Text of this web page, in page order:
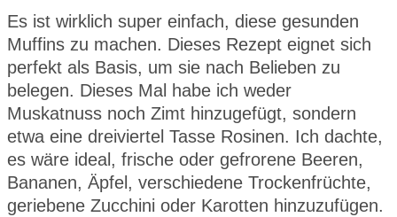
Es ist wirklich super einfach, diese gesunden
Muffins zu machen. Dieses Rezept eignet sich
perfekt als Basis, um sie nach Belieben zu
belegen. Dieses Mal habe ich weder
Muskatnuss noch Zimt hinzugefügt, sondern
etwa eine dreiviertel Tasse Rosinen. Ich dachte,
es wäre ideal, frische oder gefrorene Beeren,
Bananen, Äpfel, verschiedene Trockenfrüchte,
geriebene Zucchini oder Karotten hinzuzufügen.